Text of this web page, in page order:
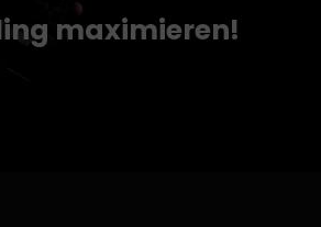
maximieren!